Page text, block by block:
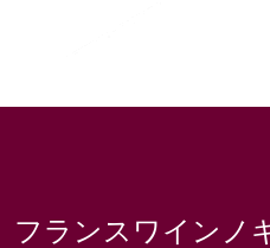
フランスワインノ